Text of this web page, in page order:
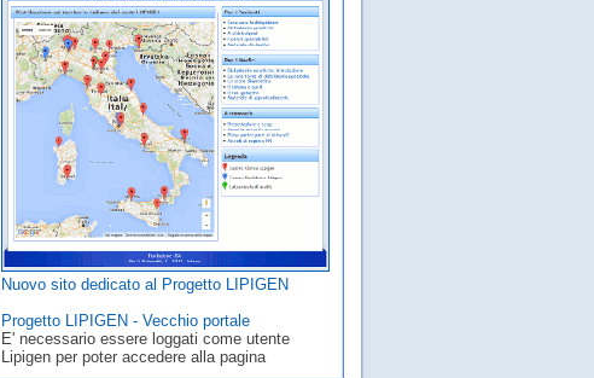
Nuovo sito dedicato al Progetto LIPIGEN
Progetto LIPIGEN - Vecchio portale
E' necessario essere loggati come utente
Lipigen per poter accedere alla pagina